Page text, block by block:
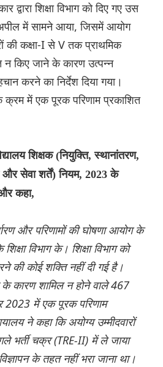
द्वारा शिक्षा विभाग को दिए गए उस
में सामने आया, जिसमें आयोग
की कक्षा-I से V तक प्राथमिक
न किए जाने के कारण उत्पन्न
करने का निर्देश दिया गया।
क्रम में एक पूरक परिणाम प्रकाशित
शिक्षक (नियुक्ति, स्थानांतरण,
और सेवा शर्तें) नियम, 2023 के
और कहा,
और परिणामों की घोषणा आयोग के
विभाग के। शिक्षा विभाग को
की कोई शक्ति नहीं दी गई है।
कारण शामिल न होने वाले 467
2023 में एक पूरक परिणाम
ने कहा कि अयोग्य उम्मीदवारों
भर्ती चक्र (TRE-II) में ले जाया
के तहत नहीं भरा जाना था।